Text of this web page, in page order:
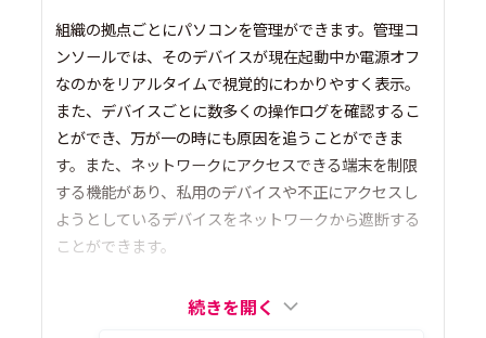
組織の拠点ごとにパソコンを管理ができます。管理コ
ンソールでは、そのデバイスが現在起動中か電源オフ
なのかをリアルタイムで視覚的にわかりやすく表示。
また、デバイスごとに数多くの操作ログを確認するこ
とができ、万が一の時にも原因を追うことができま
す。また、ネットワークにアクセスできる端末を制限
する機能があり、私用のデバイスや不正にアクセスし
ようとしているデバイスをネットワークから遮断する
ことができます。
続きを開く